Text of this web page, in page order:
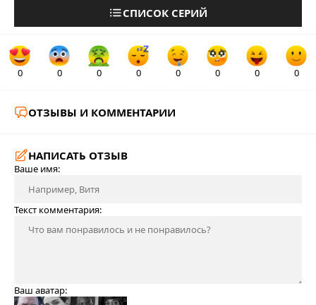
СПИСОК СЕРИЙ
0 0 0 0 0 0 0 0
ОТЗЫВЫ И КОММЕНТАРИИ
НАПИСАТЬ ОТЗЫВ
Ваше имя:
Текст комментария:
Ваш аватар: